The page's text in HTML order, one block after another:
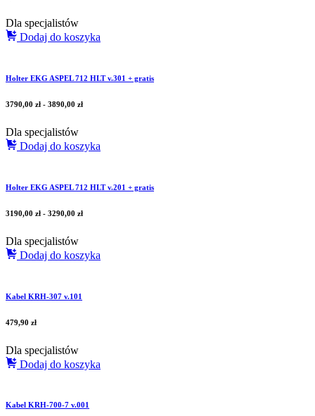
Dla specjalistów
Dodaj do koszyka
Holter EKG ASPEL 712 HLT v.301 + gratis
3790,00 zł - 3890,00 zł
Dla specjalistów
Dodaj do koszyka
Holter EKG ASPEL 712 HLT v.201 + gratis
3190,00 zł - 3290,00 zł
Dla specjalistów
Dodaj do koszyka
Kabel KRH-307 v.101
479,90 zł
Dla specjalistów
Dodaj do koszyka
Kabel KRH-700-7 v.001